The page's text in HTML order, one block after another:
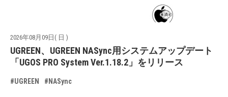
2026年08月09日( 日 )
UGREEN、UGREEN NASync用システムアップデート
「UGOS PRO System Ver.1.18.2」をリリース
#UGREEN #NASync